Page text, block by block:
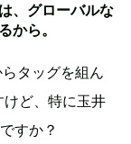
、グローバルな
から。
タッグを組ん
ど、特に玉井
すか？